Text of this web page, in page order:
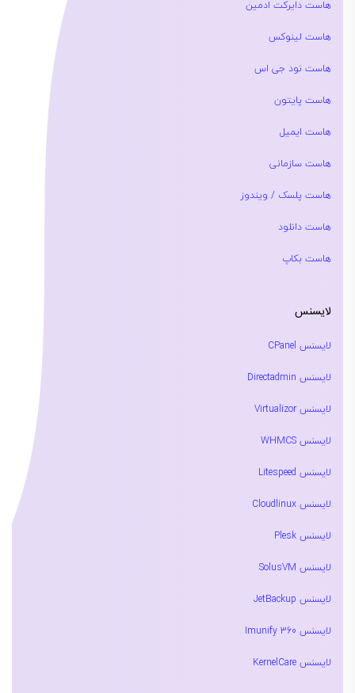
هاست دایرکت ادمین
هاست لینوکس
هاست نود جی اس
هاست پایتون
هاست ایمیل
هاست سازمانی
هاست پلسک / ویندوز
هاست دانلود
هاست بکاپ
لایسنس
لایسنس CPanel
لایسنس Directadmin
لایسنس Virtualizor
لایسنس WHMCS
لایسنس Litespeed
لایسنس Cloudlinux
لایسنس Plesk
لایسنس SolusVM
لایسنس JetBackup
لایسنس Imunify 360
لایسنس KernelCare